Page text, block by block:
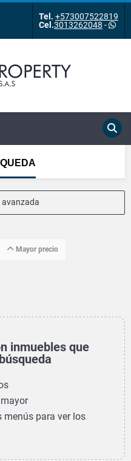
Tel. +573007522819
Cel.3013262048 -
avanzada
Mayor precio
inmuebles que
menús para ver los